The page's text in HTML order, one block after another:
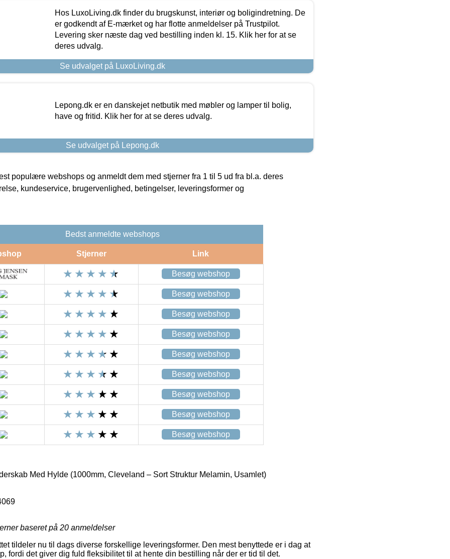
Hos LuxoLiving.dk finder du brugskunst, interiør og boligindretning. De
er godkendt af E-mærket og har flotte anmeldelser på Trustpilot.
Levering sker næste dag ved bestilling inden kl. 15. Klik her for at se
deres udvalg.
Se udvalget på LuxoLiving.dk
Lepong.dk er en danskejet netbutik med møbler og lamper til bolig,
have og fritid. Klik her for at se deres udvalg.
Se udvalget på Lepong.dk
populære webshops og anmeldt dem med stjerner fra 1 til 5 ud fra bl.a. deres
kundeservice, brugervenlighed, betingelser, leveringsformer og
Bedst anmeldte webshops
Stjerner Link
Besøg webshop
Besøg webshop
Besøg webshop
Besøg webshop
Besøg webshop
Besøg webshop
Besøg webshop
Besøg webshop
Besøg webshop
Med Hylde (1000mm, Cleveland – Sort Struktur Melamin, Usamlet)
baseret på 20 anmeldelser
tildeler nu til dags diverse forskellige leveringsformer. Den mest benyttede er i dag at
fordi det giver dig fuld fleksibilitet til at hente din bestilling når der er tid til det.